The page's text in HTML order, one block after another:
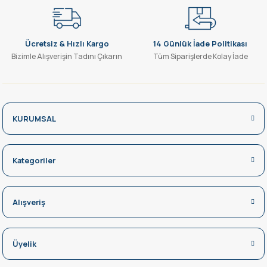
Ücretsiz & Hızlı Kargo
Bizimle Alışverişin Tadını Çıkarın
14 Günlük İade Politikası
Tüm Siparişlerde Kolay İade
KURUMSAL
Kategoriler
Alışveriş
Üyelik